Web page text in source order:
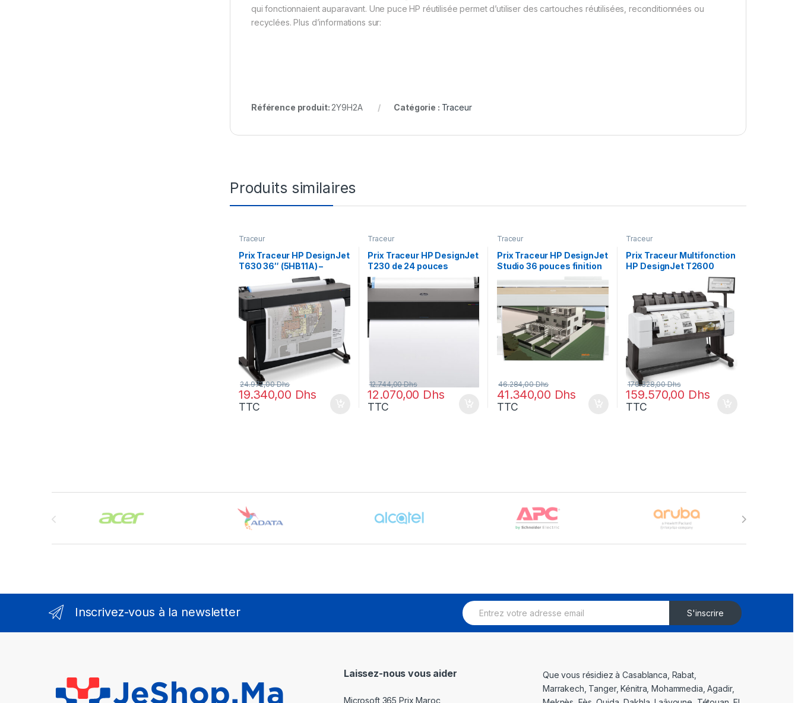
qui fonctionnaient auparavant. Une puce HP réutilisée permet d’utiliser des cartouches réutilisées, reconditionnées ou
recyclées. Plus d’informations sur:
Référence produit: 2Y9H2A Catégorie : Traceur
Produits similaires
Traceur
Prix Traceur HP DesignJet
T630 36″ (5HB11A) –
24972.00 – 24972.00
19.340,00 Dhs
24.972,00Dhs
TTC
Traceur
Prix Traceur HP DesignJet
T230 de 24 pouces
(5HB07A) – 12744.00 –
12744.00
12.070,00 Dhs
12.744,00Dhs
TTC
Traceur
Prix Traceur HP DesignJet
Studio 36 pouces finition
bois (5HB14A) – 46284.00
– 46284.00
41.340,00 Dhs
46.284,00Dhs
TTC
Traceur
Prix Traceur Multifonction
HP DesignJet T2600
PostScript 36″ (3XB78A) –
170328.00 – 170328.00
159.570,00 Dhs
170.328,00Dhs
TTC
Inscrivez-vous à la newsletter
E
m
S'inscrire
Laissez-nous vous aider
Microsoft 365 Prix Maroc
Que vous résidiez à Casablanca, Rabat,
Marrakech, Tanger, Kénitra, Mohammedia, Agadir,